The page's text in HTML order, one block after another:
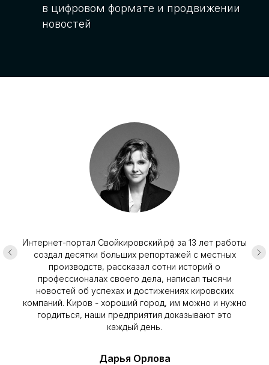
в цифровом формате и продвижении
новостей
Интернет-портал Свойкировский.рф за 13 лет работы
создал десятки больших репортажей с местных
производств, рассказал сотни историй о
профессионалах своего дела, написал тысячи
новостей об успехах и достижениях кировских
компаний. Киров - хороший город, им можно и нужно
гордиться, наши предприятия доказывают это
каждый день.
Дарья Орлова